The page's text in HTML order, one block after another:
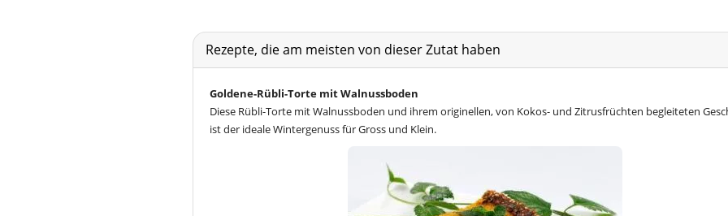
Rezepte, die am meisten von dieser Zutat haben
Goldene-Rübli-Torte mit Walnussboden
Diese Rübli-Torte mit Walnussboden und ihrem originellen, von Kokos- und Zitrusfrüchten begleiteten
ist der ideale Wintergenuss für Gross und Klein.